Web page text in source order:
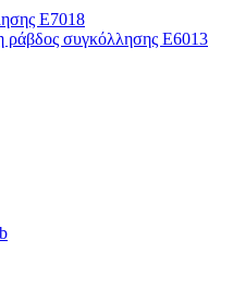
E7018
συγκόλλησης E6013